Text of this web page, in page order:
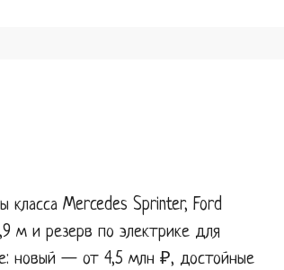
Mercedes Sprinter, Ford
м и резерв по электрике для
новый — от 4,5 млн ₽, достойные